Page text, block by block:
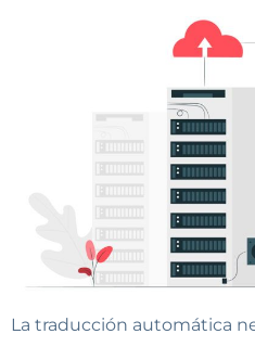
La traducción automática